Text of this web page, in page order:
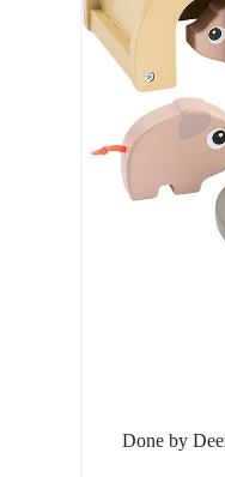
Done by